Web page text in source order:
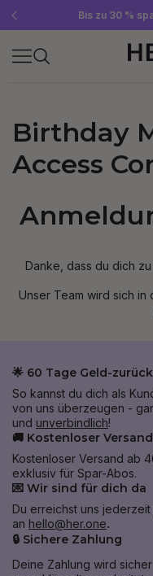
Gratis SLEEP WELL ab
Jetzt Newsletter
Bis zu 30 %
Birthday
Access
Danke, dass du dich
Unser Team wird sich
🌟 60 Tage Geld-
So kannst du dich als
von uns überzeugen -
und unverbindlich!
🚚 Kostenloser Versand
Kostenloser Versand ab
exklusiv für Spar-Abos.
💌 Wir sind für dich da
Du erreichst uns jederzeit
an hello@her.one.
🔒 Sichere Zahlung
Deine Zahlung wird